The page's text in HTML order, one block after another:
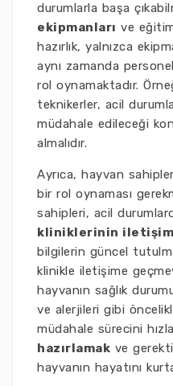
durumlarla başa
ekipmanları ve
hazırlık, yalnızca
aynı zamanda
rol oynamaktadır.
teknikerler, acil
müdahale edileceği
almalıdır.
Ayrıca, hayvan
bir rol oynaması
sahipleri, acil
kliniklerinin
bilgilerin güncel
klinikle iletişime
hayvanın sağlık
ve alerjileri gibi
müdahale sürecini
hazırlamak ve
hayvanın hayatını